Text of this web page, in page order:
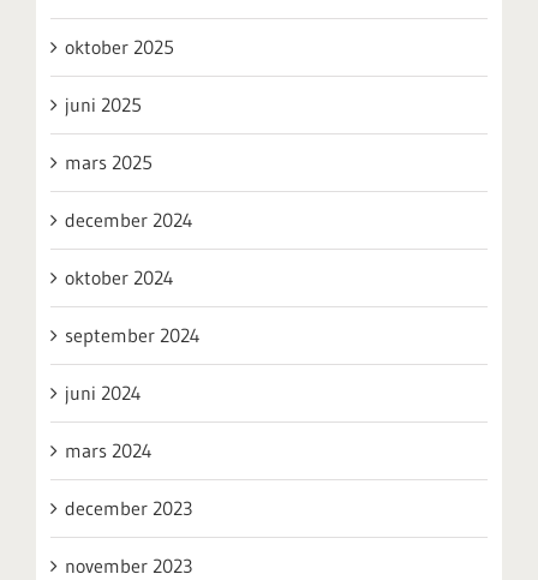
oktober 2025
juni 2025
mars 2025
december 2024
oktober 2024
september 2024
juni 2024
mars 2024
december 2023
november 2023